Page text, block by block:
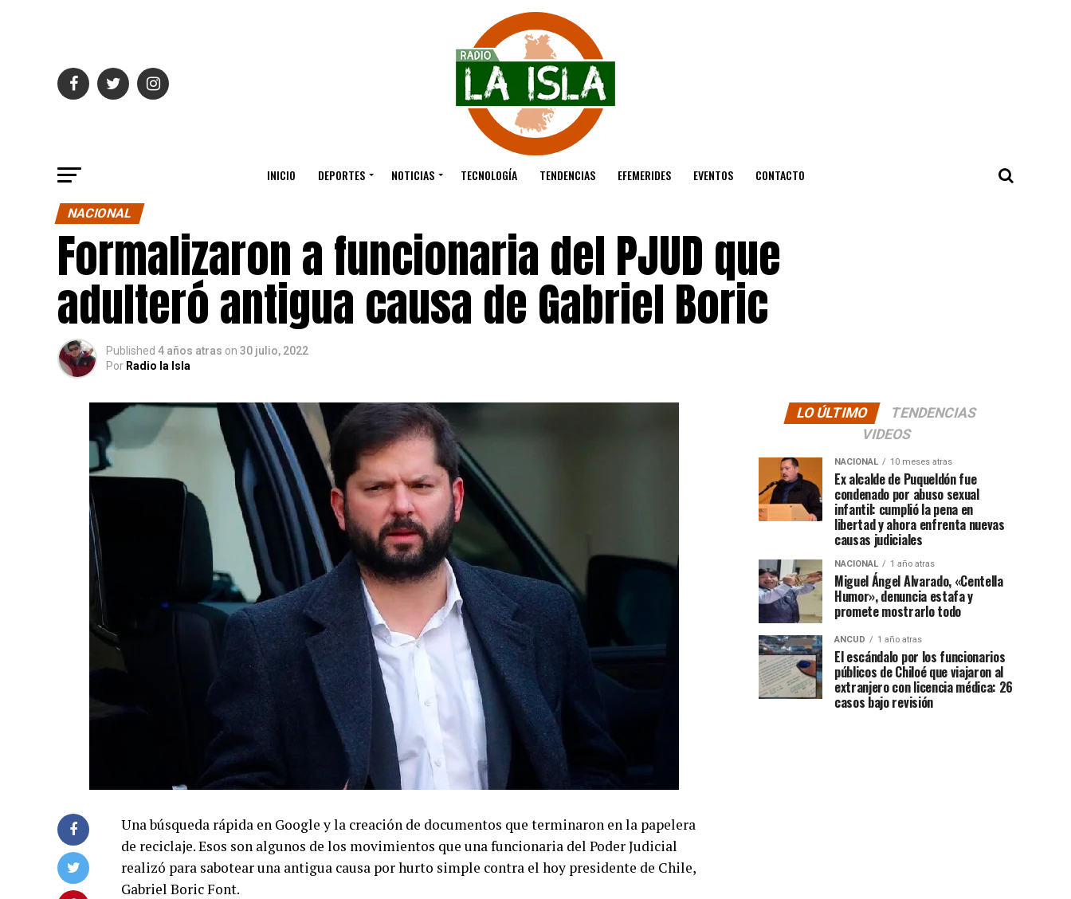
INICIO DEPORTES NOTICIAS TECNOLOGÍA TENDENCIAS EFEMERIDES EVENTOS CONTACTO
NACIONAL
Formalizaron a funcionaria del PJUD que
adulteró antigua causa de Gabriel Boric
Published 4 años atras on 30 julio, 2022
Por Radio la Isla
Una búsqueda rápida en Google y la creación de documentos que terminaron en la papelera
de reciclaje. Esos son algunos de los movimientos que una funcionaria del Poder Judicial
realizó para sabotear una antigua causa por hurto simple contra el hoy presidente de Chile,
Gabriel Boric Font.
LO ÚLTIMO
TENDENCIAS
VIDEOS
NACIONAL 10 meses atras
Ex alcalde de Puqueldón fue
condenado por abuso sexual
infantil: cumplió la pena en
libertad y ahora enfrenta nuevas
causas judiciales
NACIONAL 1 año atras
Miguel Ángel Alvarado, «Centella
Humor», denuncia estafa y
promete mostrarlo todo
ANCUD 1 año atras
El escándalo por los funcionarios
públicos de Chiloé que viajaron al
extranjero con licencia médica: 26
casos bajo revisión